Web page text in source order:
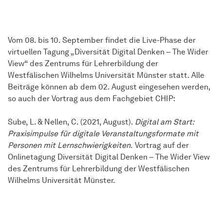
Vom 08. bis 10. September findet die Live-Phase der
virtuellen Tagung „Diversität Digital Denken – The Wider
View“ des Zentrums für Lehrerbildung der
Westfälischen Wilhelms Universität Münster statt. Alle
Beiträge können ab dem 02. August eingesehen werden,
so auch der Vortrag aus dem Fachgebiet CHIP:
Sube, L. & Nellen, C. (2021, August). Digital am Start:
Praxisimpulse für digitale Veranstaltungsformate mit
Personen mit Lernschwierigkeiten. Vortrag auf der
Onlinetagung Diversität Digital Denken – The Wider View
des Zentrums für Lehrerbildung der Westfälischen
Wilhelms Universität Münster.